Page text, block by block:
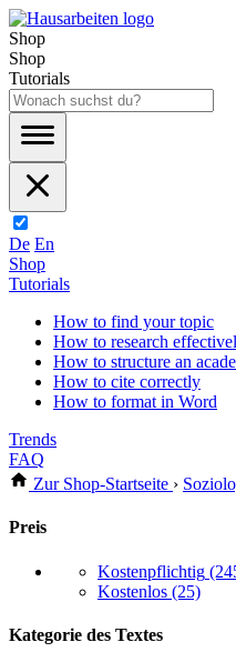
Shop
Shop
Tutorials
De En
Shop
Tutorials
How to find your topic
How to research
How to structure an
How to cite correctly
How to format in Word
Trends
FAQ
Zur Shop-Startseite ›
Preis
Kostenpflichtig
Kostenlos (25)
Kategorie des Textes